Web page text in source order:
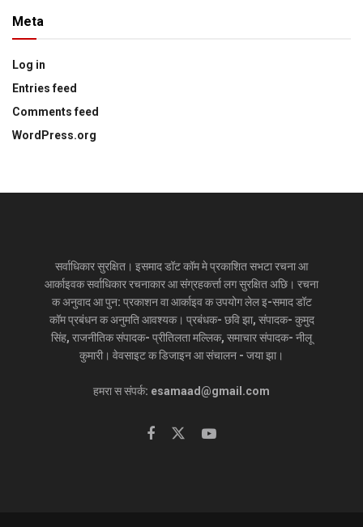
Meta
Log in
Entries feed
Comments feed
WordPress.org
सर्वाधिकार सुरक्षित। इसमाद डॉट कॉम मे प्रकाशित सभटा रचना आ
आर्काइवक सर्वाधिकार रचनाकार आ संग्रहकर्त्ता लग सुरक्षित अछि। रचना
क अनुवाद आ पुन: प्रकाशन वा आर्काइव क उपयोग लेल इ-समाद डॉट
कॉम प्रबंधन क अनुमति आवश्यक। प्रबंधक- छवि झा, संपादक- कुमुद
सिंह, राजनीतिक संपादक- प्रीतिलता मल्लिक, समाचार संपादक- नीलू
कुमारी। वेवसाइट क डिजाइन आ संचालन - जया झा।
हमरा स संपर्क: esamaad@gmail.com